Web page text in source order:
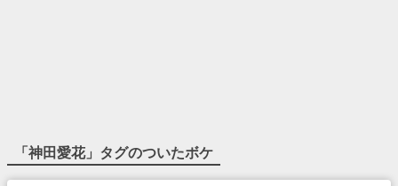
「神田愛花」タグのついたボケ